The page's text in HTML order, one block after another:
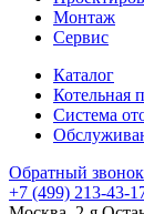
Монтаж
Сервис
Каталог
Котельная
Система
Обратный звонок
+7 (499) 213-43-